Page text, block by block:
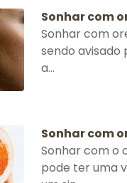
Sonhar com
Sonhar com
sendo avisado
a...
Sonhar com
Sonhar com o
pode ter uma